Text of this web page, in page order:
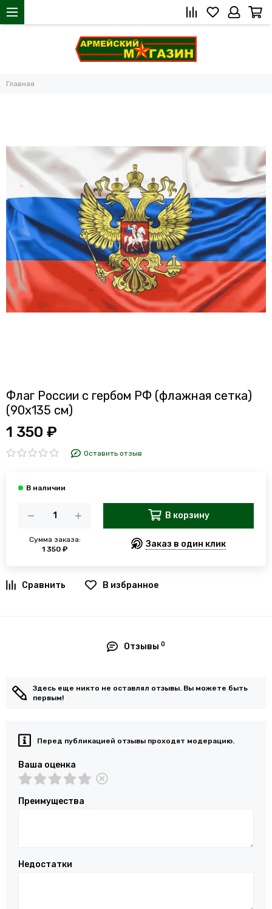
Главная
Флаг России с гербом РФ (флажная сетка)
(90x135 см)
1 350 ₽
Оставить отзыв
Сумма заказа:
1 350 ₽
В корзину
Заказ в один клик
В избранное
Отзывы0
Здесь еще никто не оставлял отзывы. Вы можете быть
первым!
Перед публикацией отзывы проходят модерацию.
Ваша оценка
Преимущества
Недостатки